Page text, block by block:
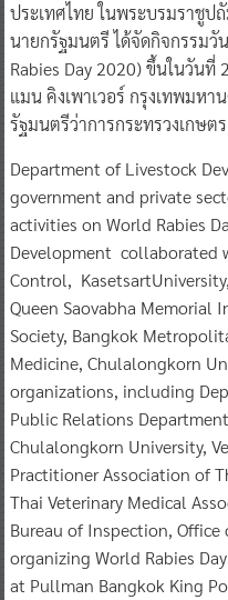
ประเทศไทย ในพระบรมราชูป
นายกรัฐมนตรี ได้จัดกิจกรรม
Rabies Day 2020) ขึ้นในวัน
แมน คิงเพาเวอร์ กรุงเทพมห
รัฐมนตรีว่าการกระทรวงเกษ
​Department of Livestock
government and private
activities on World Rabies
Development collaborated
Control,
Queen Saovabha Memorial
Society, Bangkok
Medicine, Chulalongkorn
organizations, including
Public Relations
Chulalongkorn University,
Practitioner Association of
Thai Veterinary Medical
Bureau of Inspection,
organizing World Rabies
at Pullman Bangkok King